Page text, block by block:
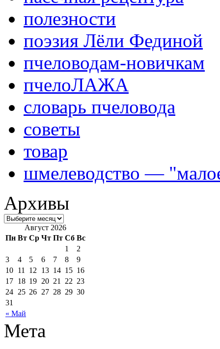
полезности
поэзия Лёли Фединой
пчеловодам-новичкам
пчелоЛАЖА
словарь пчеловода
советы
товар
шмелеводство —
Архивы
Август 2026
Пн Вт Ср Чт Пт Сб Вс
« Май
1
2
3
4 5 6 7 8
9
10 11 12 13 14 15 16
17 18 19 20 21 22 23
24 25 26 27 28 29 30
31
Мета